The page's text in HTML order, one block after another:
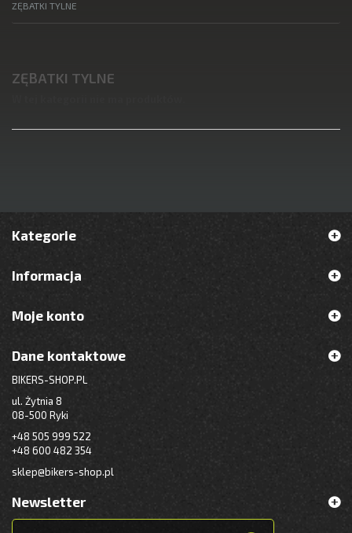
ZĘBATKI TYLNE
ZĘBATKI TYLNE
Kategorie
Informacja
Moje konto
Dane kontaktowe
BIKERS-SHOP.PL
ul. Żytnia 8
08-500 Ryki
+48 505 999 522
+48 600 482 354
sklep@bikers-shop.pl
Newsletter